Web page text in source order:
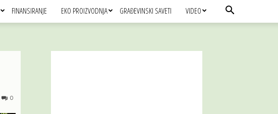
FINANSIRANJE EKO PROIZVODNJA GRAĐEVINSKI SAVETI VIDEO
0